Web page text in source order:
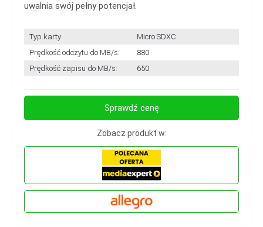
uwalnia swój pełny potencjał.
Typ karty:
Micro SDXC
Prędkość odczytu do MB/s:
880
Prędkość zapisu do MB/s:
650
Sprawdź cenę
Zobacz produkt w: